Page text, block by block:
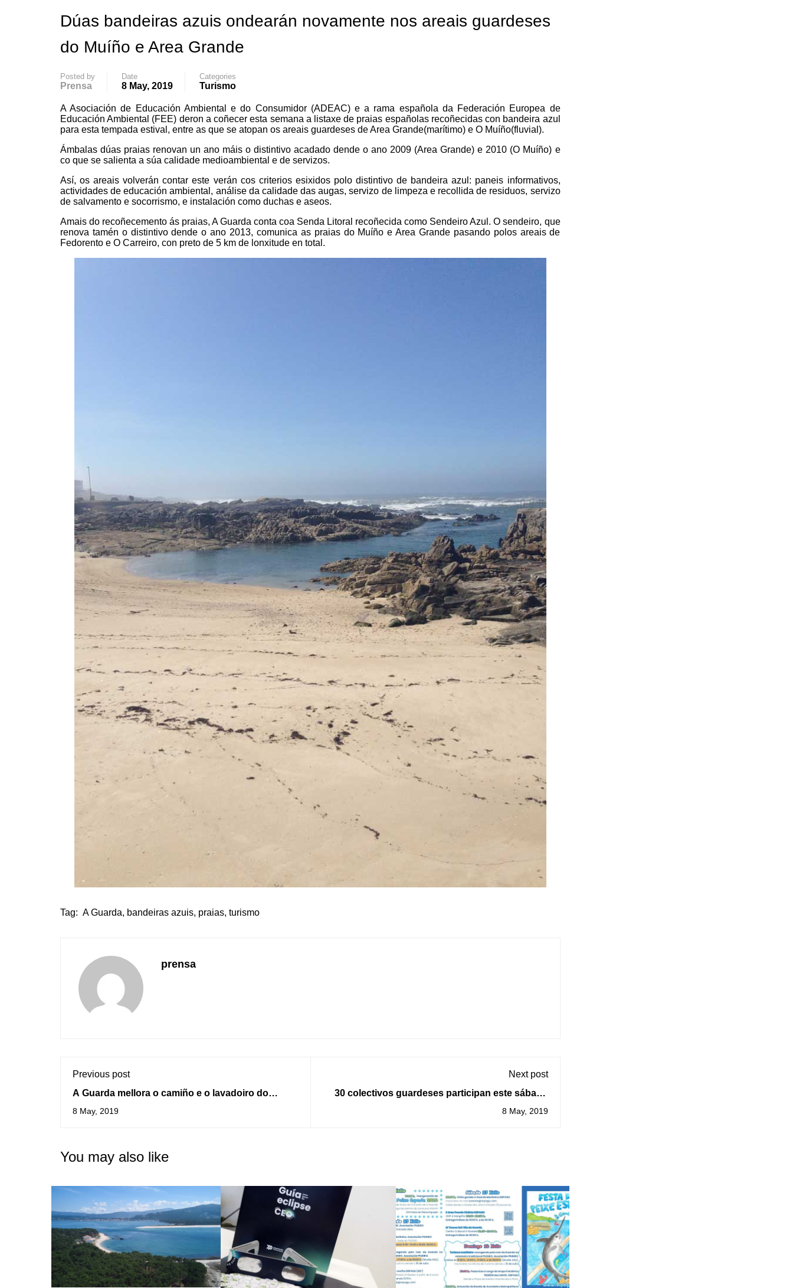
Dúas bandeiras azuis ondearán novamente nos areais guardeses
do Muíño e Area Grande
Posted by
Prensa
Date
8 May, 2019
Categories
Turismo
A Asociación de Educación Ambiental e do Consumidor (ADEAC) e a rama española da Federación Europea de
Educación Ambiental (FEE) deron a coñecer esta semana a listaxe de praias españolas recoñecidas con bandeira azul
para esta tempada estival, entre as que se atopan os areais guardeses de Area Grande(marítimo) e O Muíño(fluvial).
Ámbalas dúas praias renovan un ano máis o distintivo acadado dende o ano 2009 (Area Grande) e 2010 (O Muíño) e
co que se salienta a súa calidade medioambiental e de servizos.
Así, os areais volverán contar este verán cos criterios esixidos polo distintivo de bandeira azul: paneis informativos,
actividades de educación ambiental, análise da calidade das augas, servizo de limpeza e recollida de residuos, servizo
de salvamento e socorrismo, e instalación como duchas e aseos.
Amais do recoñecemento ás praias, A Guarda conta coa Senda Litoral recoñecida como Sendeiro Azul. O sendeiro, que
renova tamén o distintivo dende o ano 2013, comunica as praias do Muíño e Area Grande pasando polos areais de
Fedorento e O Carreiro, con preto de 5 km de lonxitude en total.
Tag: A Guarda, bandeiras azuis, praias, turismo
prensa
Previous post
A Guarda mellora o camiño e o lavadoiro do
Aloque
8 May, 2019
Next post
30 colectivos guardeses participan este sábado
na III Mostra Asociativa
8 May, 2019
You may also like